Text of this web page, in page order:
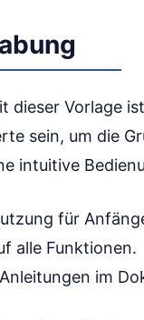
dieser Vorlage
sein, um die
intuitive
für
alle Funktionen.
im